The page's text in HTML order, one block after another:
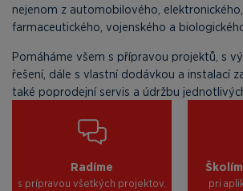
nejenom z automobilového,
farmaceutického, vojenského a
Pomáháme všem s přípravou projektů, s
řešení, dále s vlastní dodávkou a instalací
také poprodejní servis a údržbu
Radíme
s prípravou všetkých projektov.
pri